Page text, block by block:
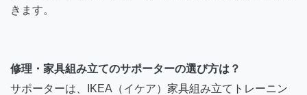
きます。
修理・家具組み立てのサポーターの選び方は？
サポーターは、IKEA（イケア）家具組み立てトレーニン